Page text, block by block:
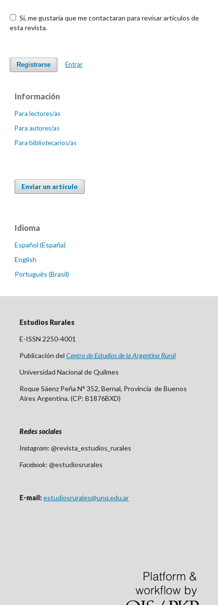
esta revista.
Registrarse Entrar
Información
Para lectores/as
Para autores/as
Para bibliotecarios/as
Enviar un artículo
Idioma
Español (España)
English
Português (Brasil)
Estudios Rurales
E-ISSN 2250-4001
Publicación del Centrode Estudios de la Argentina Rural
Universidad Nacional de Quilmes
Roque Sáenz Peña N° 352, Bernal, Provincia de Buenos
Aires Argentina. (CP: B1876BXD)
Redes sociales
Instagram: @revista_estudios_rurales
Facebook: @estudiosrurales
E-mail:estudiosrurales@unq.edu.ar